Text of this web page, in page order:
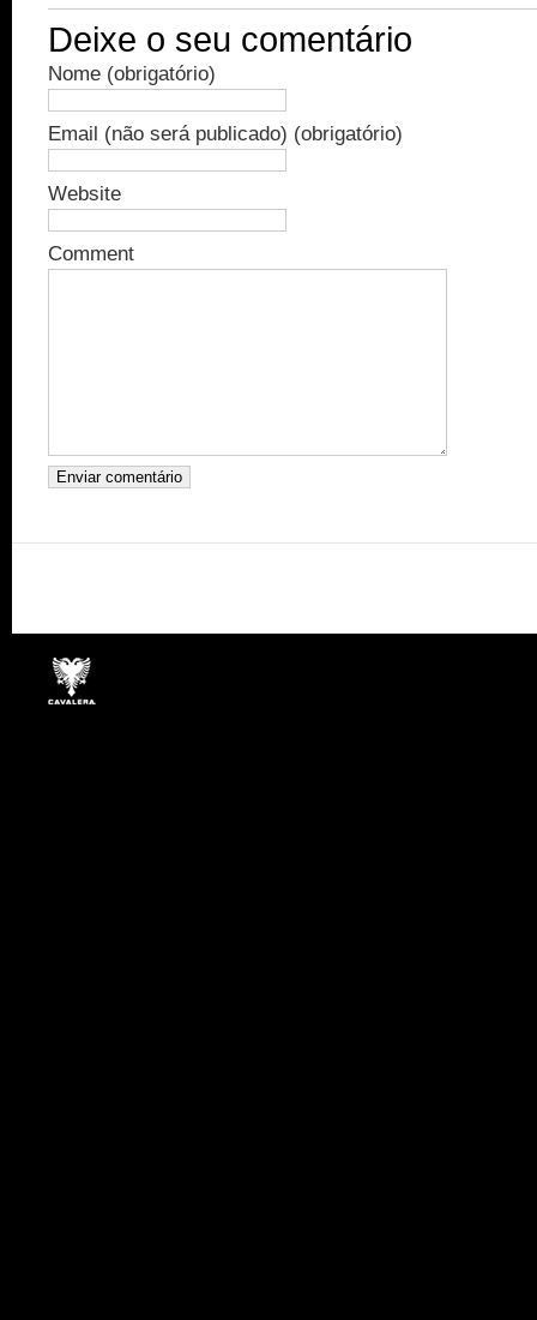
Deixe o seu comentário
Nome (obrigatório)
Email (não será publicado) (obrigatório)
Website
Comment